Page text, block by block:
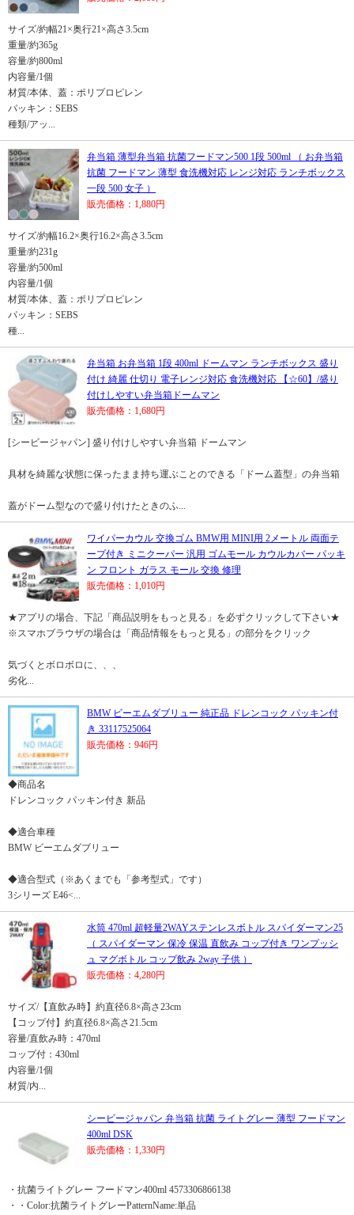
サイズ/約幅21×奥行21×高さ3.5cm
重量/約365g
容量/約800ml
内容量/1個
材質/本体、蓋：ポリプロピレン
パッキン：SEBS
種類/アッ...
弁当箱 薄型弁当箱 抗菌フードマン500 1段 500ml （ お弁当箱
抗菌 フードマン 薄型 食洗機対応 レンジ対応 ランチボックス
一段 500 女子 ）
販売価格：1,880円
サイズ/約幅16.2×奥行16.2×高さ3.5cm
重量/約231g
容量/約500ml
内容量/1個
材質/本体、蓋：ポリプロピレン
パッキン：SEBS
種...
弁当箱 お弁当箱 1段 400ml ドームマン ランチボックス 盛り
付け 綺麗 仕切り 電子レンジ対応 食洗機対応 【☆60】/盛り
付けしやすい弁当箱ドームマン
販売価格：1,680円
[シービージャパン] 盛り付けしやすい弁当箱 ドームマン
具材を綺麗な状態に保ったまま持ち運ぶことのできる「ドーム蓋型」の弁当箱
蓋がドーム型なので盛り付けたときのふ...
ワイパーカウル 交換ゴム BMW用 MINI用 2メートル 両面テ
ープ付き ミニクーパー 汎用 ゴムモール カウルカバー パッキ
ン フロント ガラス モール 交換 修理
販売価格：1,010円
★アプリの場合、下記「商品説明をもっと見る」を必ずクリックして下さい★
※スマホブラウザの場合は「商品情報をもっと見る」の部分をクリック
気づくとボロボロに、、、
劣化...
BMW ビーエムダブリュー 純正品 ドレンコック パッキン付
き 33117525064
販売価格：946円
◆商品名
ドレンコック パッキン付き 新品
◆適合車種
BMW ビーエムダブリュー
◆適合型式（※あくまでも「参考型式」です）
3シリーズ E46<...
水筒 470ml 超軽量2WAYステンレスボトル スパイダーマン25
（ スパイダーマン 保冷 保温 直飲み コップ付き ワンプッシ
ュ マグボトル コップ飲み 2way 子供 ）
販売価格：4,280円
サイズ/【直飲み時】約直径6.8×高さ23cm
【コップ付】約直径6.8×高さ21.5cm
容量/直飲み時：470ml
コップ付：430ml
内容量/1個
材質/内...
シービージャパン 弁当箱 抗菌 ライトグレー 薄型 フードマン
400ml DSK
販売価格：1,330円
・抗菌ライトグレー フードマン400ml 4573306866138
・・Color:抗菌ライトグレーPatternName:単品